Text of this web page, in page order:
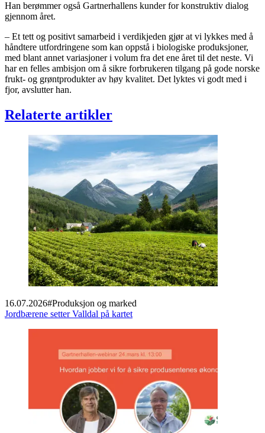
Han berømmer også Gartnerhallens kunder for konstruktiv dialog
gjennom året.
– Et tett og positivt samarbeid i verdikjeden gjør at vi lykkes med å
håndtere utfordringene som kan oppstå i biologiske produksjoner,
med blant annet variasjoner i volum fra det ene året til det neste. Vi
har en felles ambisjon om å sikre forbrukeren tilgang på gode norske
frukt- og grøntprodukter av høy kvalitet. Det lyktes vi godt med i
fjor, avslutter han.
Relaterte artikler
16.07.2026#Produksjon og marked
Jordbærene setter Valldal på kartet